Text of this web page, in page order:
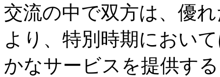
交流の中で双方は、優
より、特別時期におい
かなサービスを提供す